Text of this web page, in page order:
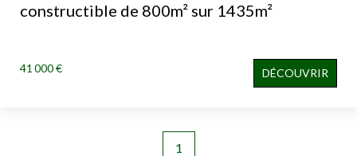
constructible de 800m² sur 1435m²
41 000 € DÉCOUVRIR
1